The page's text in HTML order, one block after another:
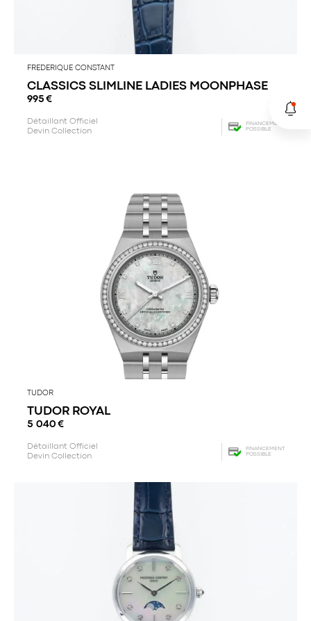
FREDERIQUE CONSTANT
CLASSICS SLIMLINE LADIES MOONPHASE
995 €
Détaillant Officiel
Devin Collection
FINANCEMENT
POSSIBLE
TUDOR
TUDOR ROYAL
5 040 €
Détaillant Officiel
Devin Collection
FINANCEMENT
POSSIBLE